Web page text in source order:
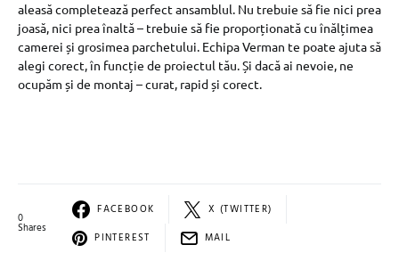
aleasă completează perfect ansamblul. Nu trebuie să fie nici prea
joasă, nici prea înaltă – trebuie să fie proporționată cu înălțimea
camerei și grosimea parchetului. Echipa Verman te poate ajuta să
alegi corect, în funcție de proiectul tău. Și dacă ai nevoie, ne
ocupăm și de montaj – curat, rapid și corect.
0
Shares
FACEBOOK
X (TWITTER)
PINTEREST
MAIL